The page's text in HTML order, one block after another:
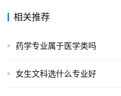
相关推荐
药学专业属于医学类吗
女生文科选什么专业好